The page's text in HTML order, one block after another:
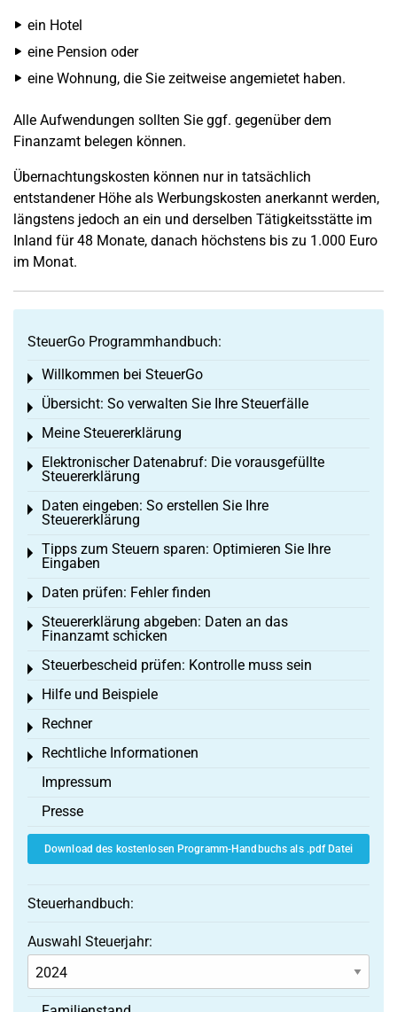
ein Hotel
eine Pension oder
eine Wohnung, die Sie zeitweise angemietet haben.
Alle Aufwendungen sollten Sie ggf. gegenüber dem
Finanzamt belegen können.
Übernachtungskosten können nur in tatsächlich
entstandener Höhe als Werbungskosten anerkannt werden,
längstens jedoch an ein und derselben Tätigkeitsstätte im
Inland für 48 Monate, danach höchstens bis zu 1.000 Euro
im Monat.
SteuerGo Programmhandbuch:
Willkommen bei SteuerGo
Toggle menu
Übersicht: So verwalten Sie Ihre Steuerfälle
Toggle menu
Meine Steuererklärung
Toggle menu
Elektronischer Datenabruf: Die vorausgefüllte
Steuererklärung
Toggle menu
Daten eingeben: So erstellen Sie Ihre
Steuererklärung
Toggle menu
Tipps zum Steuern sparen: Optimieren Sie Ihre
Eingaben
Toggle menu
Daten prüfen: Fehler finden
Toggle menu
Steuererklärung abgeben: Daten an das
Finanzamt schicken
Toggle menu
Steuerbescheid prüfen: Kontrolle muss sein
Toggle menu
Hilfe und Beispiele
Toggle menu
Rechner
Toggle menu
Rechtliche Informationen
Toggle menu
Impressum
Presse
Download des kostenlosen Programm-Handbuchs als .pdf Datei
Steuerhandbuch:
Auswahl Steuerjahr: